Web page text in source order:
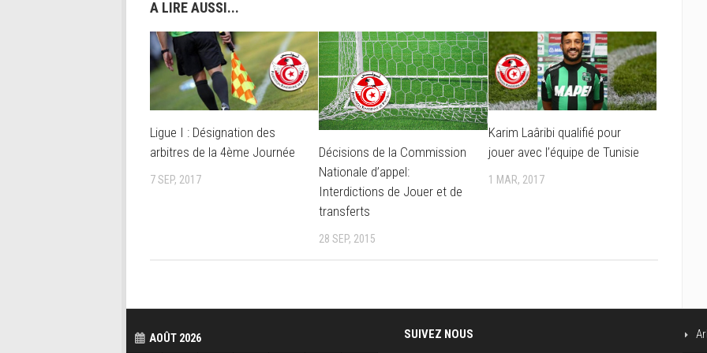
A LIRE AUSSI...
Ligue I : Désignation des
arbitres de la 4ème Journée
7 SEP, 2017
Décisions de la Commission
Nationale d’appel:
Interdictions de Jouer et de
transferts
28 SEP, 2015
Karim Laâribi qualifié pour
jouer avec l’équipe de Tunisie
1 MAR, 2017
AOÛT 2026 SUIVEZ NOUS